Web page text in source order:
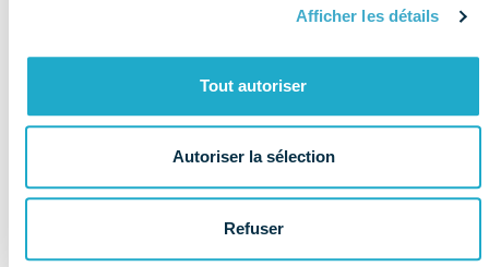
Afficher les détails
Tout autoriser
Autoriser la sélection
Refuser